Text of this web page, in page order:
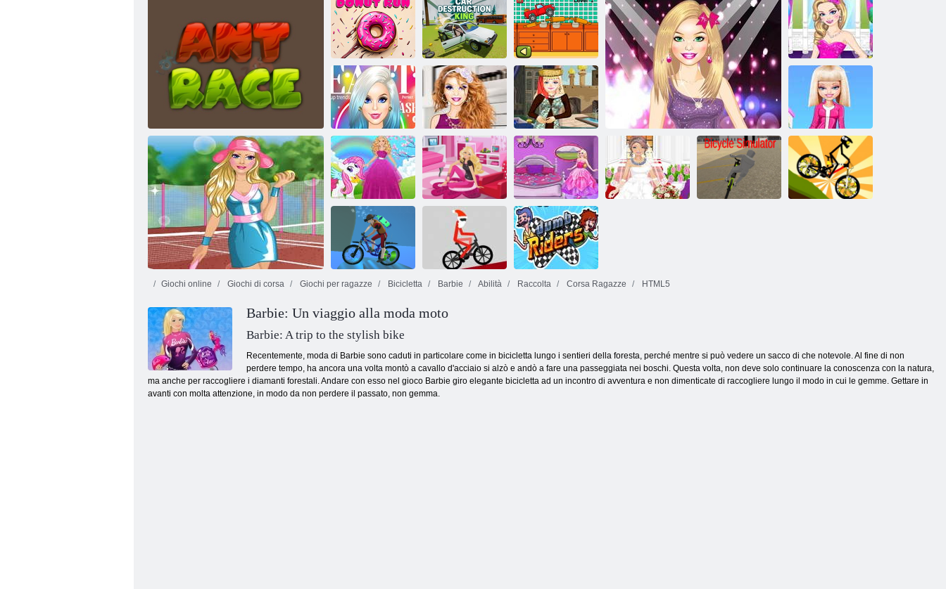
Race di formiche
Donut Run
Restruzione
delle auto re
Piccola
consegna
Vestito per il
compleanno di
Barbie
Copertina di
moda Barbie
Bel look Barbie
Abito da tennis Barbie
Vestito da
Barbie orientale
Barbie
motociclista
Vestire Barbie e
Pony
Camera da letto
Barbie
Decora la stanza
di Barbie
Sotto il ciclismo Natale Wheelie
Giochi online Giochi di corsa Giochi per ragazze Bicicletta Barbie Abilità Raccolta Corsa Ragazze HTML5
Barbie: Un viaggio alla moda moto
Barbie: A trip to the stylish bike
Recentemente, moda di Barbie sono caduti in particolare come in bicicletta lungo i sentieri della foresta, perché mentre si può vedere un sacco di che notevole. Al fine di non
perdere tempo, ha ancora una volta montò a cavallo d'acciaio si alzò e andò a fare una passeggiata nei boschi. Questa volta, non deve solo continuare la conoscenza con la natura,
ma anche per raccogliere i diamanti forestali. Andare con esso nel gioco Barbie giro elegante bicicletta ad un incontro di avventura e non dimenticate di raccogliere lungo il modo in cui le gemme. Gettare in
avanti con molta attenzione, in modo da non perdere il passato, non gemma.